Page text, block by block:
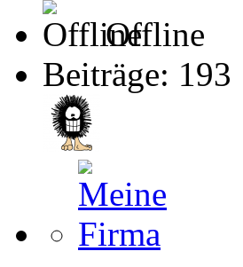
Offline
Beiträge: 193